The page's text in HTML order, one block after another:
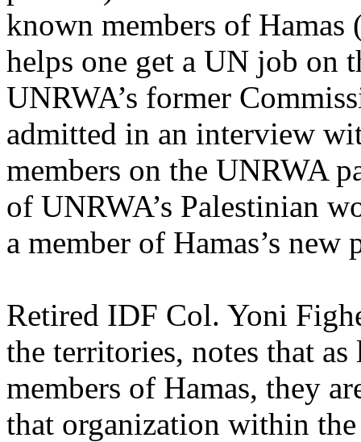
known members of Hamas
helps one get a UN job on
UNRWA’s former
admitted in an interview
members on the UNRWA
of UNRWA’s Palestinian
a member of Hamas’s
Retired IDF Col. Yoni
the territories, notes that
members of Hamas, they
that organization within